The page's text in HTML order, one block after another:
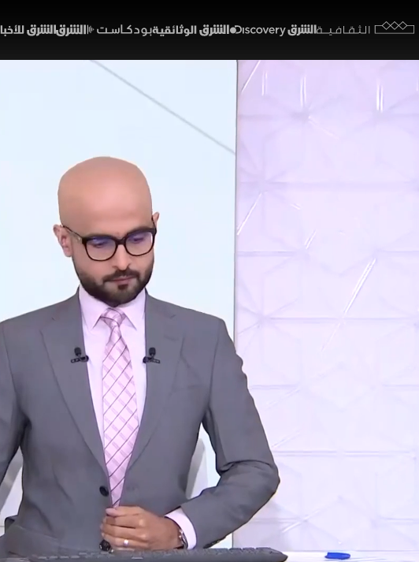
الثقافية
تباطؤ التضخم في
وترقب لمخرجات زيارة ترمب
الأسواق العالمية لمخرجات زيارة ترمب إلى الصين، وتأثيرها
مؤشر تاسي دونالد ترمب